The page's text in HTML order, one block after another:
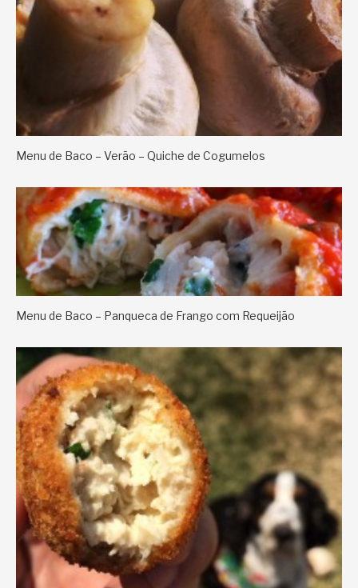
Menu de Baco – Verão – Quiche de Cogumelos
Menu de Baco – Panqueca de Frango com Requeijão